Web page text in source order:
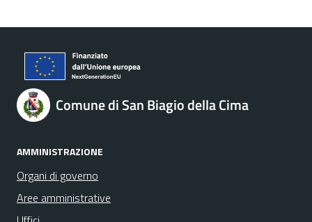
Comune di San Biagio della Cima
AMMINISTRAZIONE
Organi di governo
Aree amministrative